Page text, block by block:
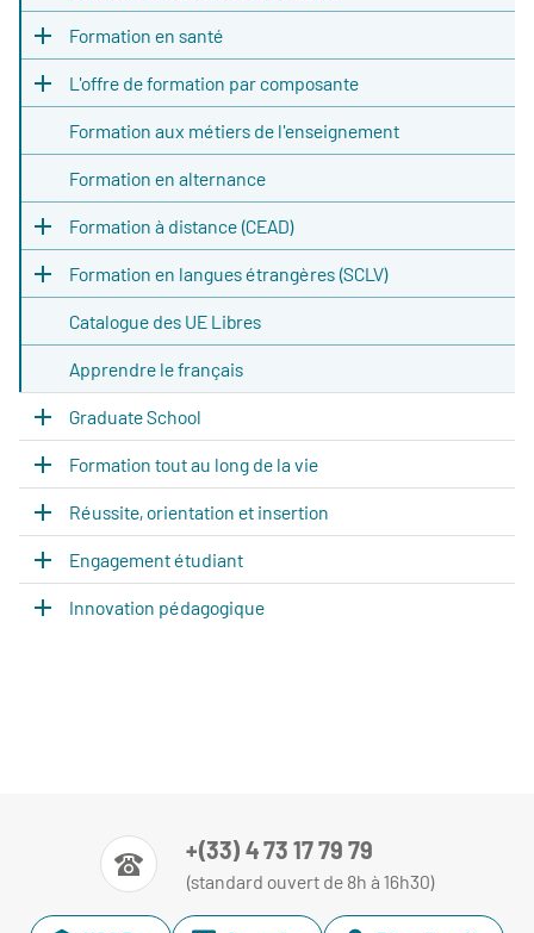
Formation en santé
L'offre de formation par composante
Formation aux métiers de l'enseignement
Formation en alternance
Formation à distance (CEAD)
Formation en langues étrangères (SCLV)
Catalogue des UE Libres
Apprendre le français
Graduate School
Formation tout au long de la vie
Réussite, orientation et insertion
Engagement étudiant
Innovation pédagogique
+(33) 4 73 17 79 79
(standard ouvert de 8h à 16h30)